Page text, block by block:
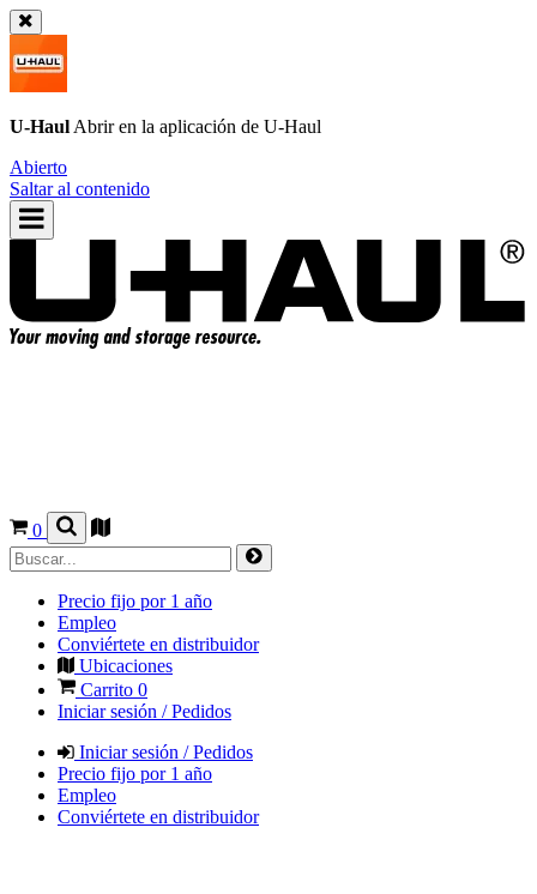
U-Haul Abrir en la aplicación de U-Haul
Abierto
Saltar al contenido
0
Precio fijo por 1 año
Empleo
Conviértete en distribuidor
Ubicaciones
Carrito 0
Iniciar sesión / Pedidos
Iniciar sesión / Pedidos
Precio fijo por 1 año
Empleo
Conviértete en distribuidor